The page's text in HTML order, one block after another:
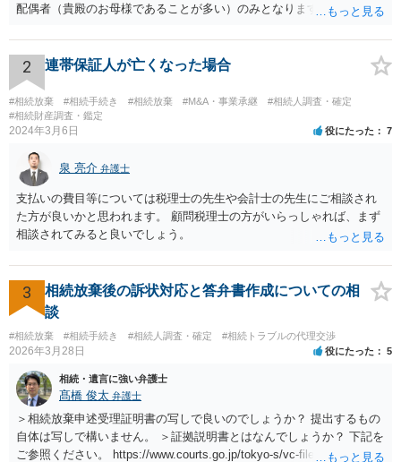
配偶者（貴殿のお母様であることが多い）のみとなります。遺言がな
2 連帯保証人が亡くなった場合
#相続放棄 #相続手続き #相続放棄 #M&A・事業承継
#相続人調査・確定
#相続財産調査・鑑定
2024年3月6日 役にたった 7
泉 亮介 弁護士
支払いの費目等については税理士の先生や会計士の先生にご相談され
た方が良いかと思われます。 顧問税理士の方がいらっしゃれば、まず
相談されてみると良いでしょう。
3
相続放棄後の訴状対応と答弁書作成についての相
談
#相続放棄 #相続手続き #相続人調査・確定 #相続トラブルの代理交渉
2026年3月28日 役にたった 5
相続・遺言に強い弁護士
髙橋 俊太 弁護士
＞相続放棄申述受理証明書の写しで良いのでしょうか？ 提出するもの
自体は写しで構いません。 ＞証拠説明書とはなんでしょうか？ 下記を
ご参照ください。 https://www.courts.go.jp/tokyo-s/vc-files/tokyo-s/file/